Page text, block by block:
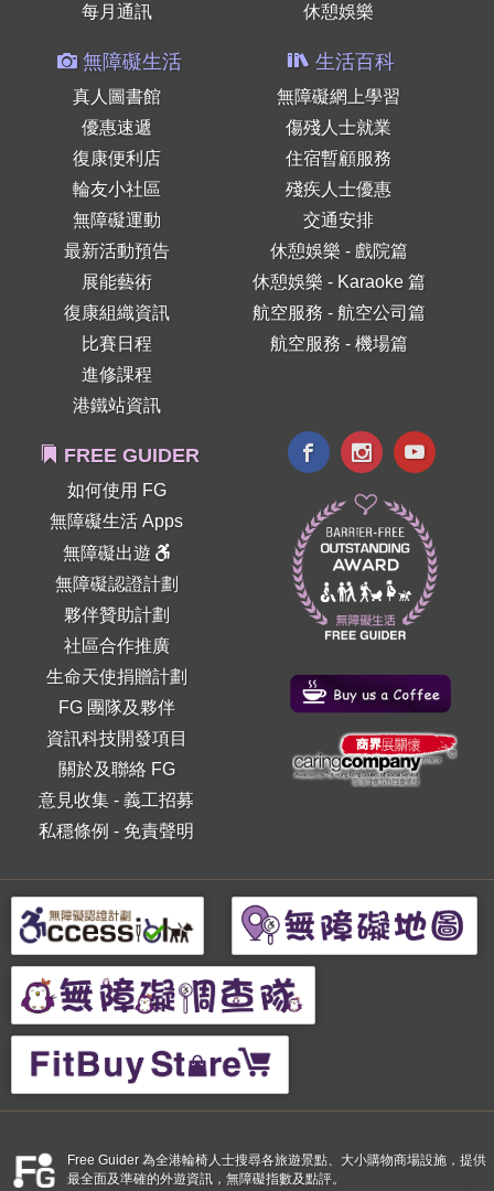
每月通訊
休憩娛樂
無障礙生活
真人圖書館
優惠速遞
復康便利店
輪友小社區
無障礙運動
最新活動預告
展能藝術
復康組織資訊
比賽日程
進修課程
港鐵站資訊
生活百科
無障礙網上學習
傷殘人士就業
住宿暫顧服務
殘疾人士優惠
交通安排
休憩娛樂 - 戲院篇
休憩娛樂 - Karaoke 篇
航空服務 - 航空公司篇
航空服務 - 機場篇
FREE GUIDER
如何使用 FG
無障礙生活 Apps
無障礙出遊
無障礙認證計劃
夥伴贊助計劃
社區合作推廣
生命天使捐贈計劃
FG 團隊及夥伴
資訊科技開發項目
關於及聯絡 FG
意見收集 -義工招募
私穩條例 - 免責聲明
Free Guider 為全港輪椅人士搜尋各旅遊景點、大小購物商場設施，提供
最全面及準確的外遊資訊，無障礙指數及點評。